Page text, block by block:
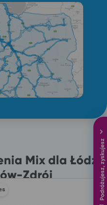
Podróżujesz, zyskujesz
Mix dla Łódź
Zdrój